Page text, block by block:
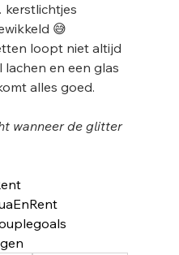
kerstlichtjes
😅
loopt niet altijd
lachen en een glas
alles goed.
wanneer de glitter